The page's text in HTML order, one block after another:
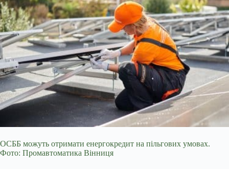
ОСББ можуть отримати енергокредит на пільгових умовах.
Фото: Промавтоматика Вінниця